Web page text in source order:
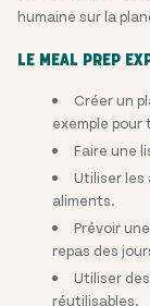
humaine sur la
LE MEAL PREP
Créer un
exemple pour
Faire une
Utiliser les
aliments.
Prévoir
repas des
Utiliser
réutilisables.